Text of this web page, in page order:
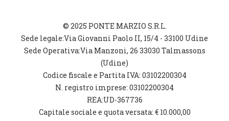
© 2025 PONTE MARZIO S.R.L.
Sede legale:Via Giovanni Paolo II, 15/4 - 33100 Udine
Sede Operativa:Via Manzoni, 26 33030 Talmassons
(Udine)
Codice fiscale e Partita IVA: 03102200304
N. registro imprese: 03102200304
REA:UD-367736
Capitale sociale e quota versata: € 10.000,00